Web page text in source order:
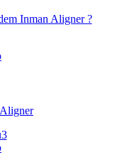
Inman Aligner ?